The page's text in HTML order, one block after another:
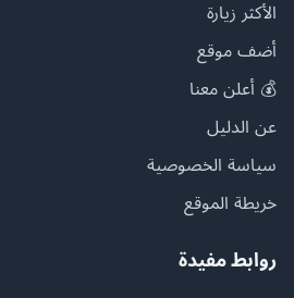
الأكثر زيارة
أضف موقع
💰 أعلن معنا
عن الدليل
سياسة الخصوصية
خريطة الموقع
روابط مفيدة